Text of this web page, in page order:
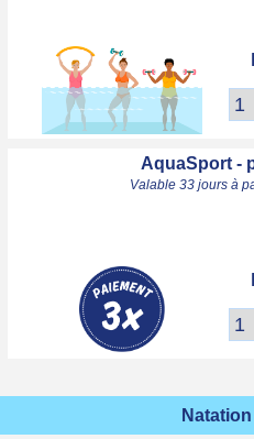
AquaSport -
Valable 33 jours à